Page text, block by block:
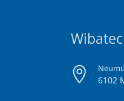
6102